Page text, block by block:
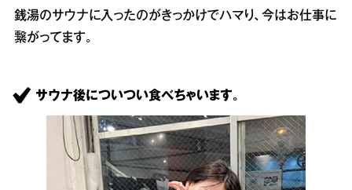
銭湯のサウナに入ったのがきっかけでハマり、今はお仕事に
繋がってます。
サウナ後についつい食べちゃいます。